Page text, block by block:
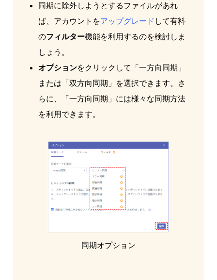
同期に除外しようとするファイルがあれ
ば、アカウントをアップグレード して有料
のフィルター機能を利用するのを検討しま
しょう。
オプションをクリックして「一方向同期」
または「双方向同期」を選択できます。さ
らに、「一方向同期」には様々な同期方法
を利用できます。
同期オプション